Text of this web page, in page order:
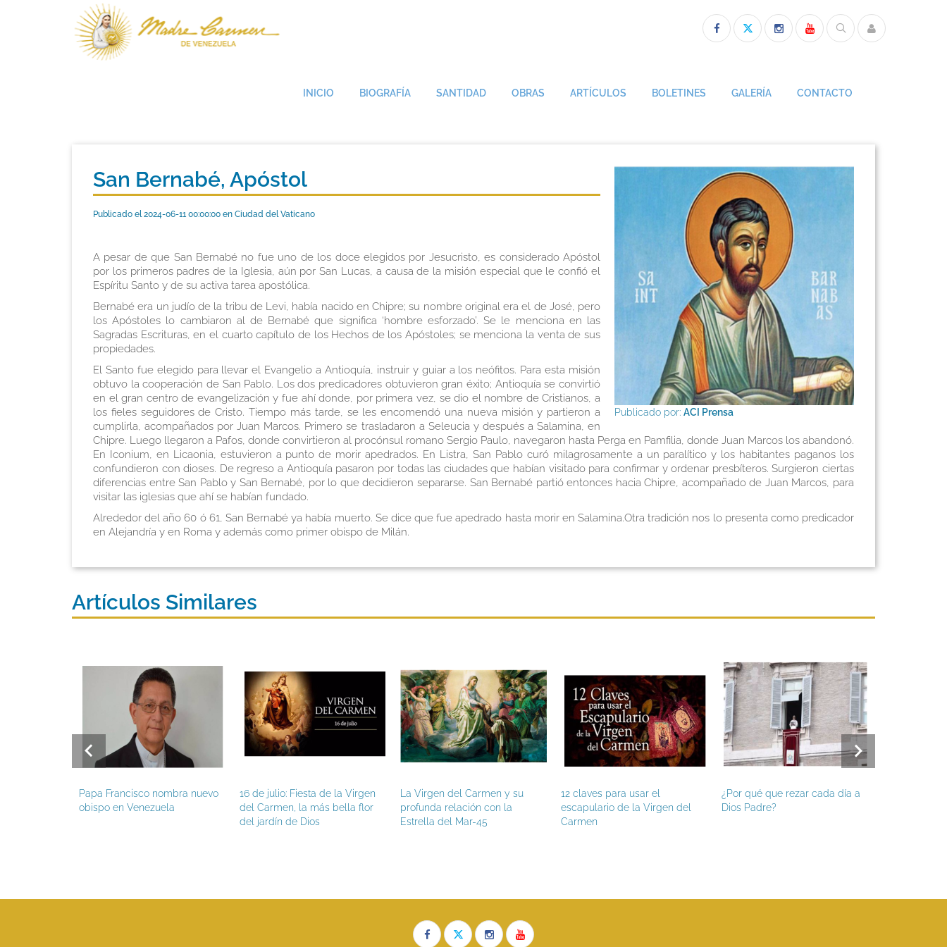
INICIO BIOGRAFÍA SANTIDAD OBRAS ARTÍCULOS BOLETINES GALERÍA CONTACTO
Publicado por: ACI Prensa
San Bernabé, Apóstol
Publicado el 2024-06-11 00:00:00 en Ciudad del Vaticano
A pesar de que San Bernabé no fue uno de los doce elegidos por Jesucristo, es considerado Apóstol
por los primeros padres de la Iglesia, aún por San Lucas, a causa de la misión especial que le confió el
Espíritu Santo y de su activa tarea apostólica.
Bernabé era un judío de la tribu de Levi, había nacido en Chipre; su nombre original era el de José, pero
los Apóstoles lo cambiaron al de Bernabé que significa ‘hombre esforzado’. Se le menciona en las
Sagradas Escrituras, en el cuarto capítulo de los Hechos de los Apóstoles; se menciona la venta de sus
propiedades.
El Santo fue elegido para llevar el Evangelio a Antioquía, instruir y guiar a los neófitos. Para esta misión
obtuvo la cooperación de San Pablo. Los dos predicadores obtuvieron gran éxito; Antioquía se convirtió
en el gran centro de evangelización y fue ahí donde, por primera vez, se dio el nombre de Cristianos, a
los fieles seguidores de Cristo. Tiempo más tarde, se les encomendó una nueva misión y partieron a
cumplirla, acompañados por Juan Marcos. Primero se trasladaron a Seleucia y después a Salamina, en
Chipre. Luego llegaron a Pafos, donde convirtieron al procónsul romano Sergio Paulo, navegaron hasta Perga en Pamfilia, donde Juan Marcos los abandonó.
En Iconium, en Licaonia, estuvieron a punto de morir apedrados. En Listra, San Pablo curó milagrosamente a un paralítico y los habitantes paganos los
confundieron con dioses. De regreso a Antioquía pasaron por todas las ciudades que habían visitado para confirmar y ordenar presbíteros. Surgieron ciertas
diferencias entre San Pablo y San Bernabé, por lo que decidieron separarse. San Bernabé partió entonces hacia Chipre, acompañado de Juan Marcos, para
visitar las iglesias que ahí se habían fundado.
Alrededor del año 60 ó 61, San Bernabé ya había muerto. Se dice que fue apedrado hasta morir en Salamina.Otra tradición nos lo presenta como predicador
en Alejandría y en Roma y además como primer obispo de Milán.
Artículos Similares
Papa Francisco nombra nuevo
obispo en Venezuela
16 de julio: Fiesta de la Virgen
del Carmen, la más bella flor
del jardín de Dios
La Virgen del Carmen y su
profunda relación con la
Estrella del Mar-45
12 claves para usar el
escapulario de la Virgen del
Carmen
¿Por qué que rezar cada día a
Dios Padre?